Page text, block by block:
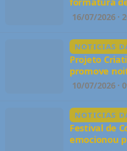
artistas em
16/07/2026 ·
NOTICIAS
Projeto
promove
formação,
Palestina
10/07/2026 ·
NOTICIAS
Festival de
emocionou